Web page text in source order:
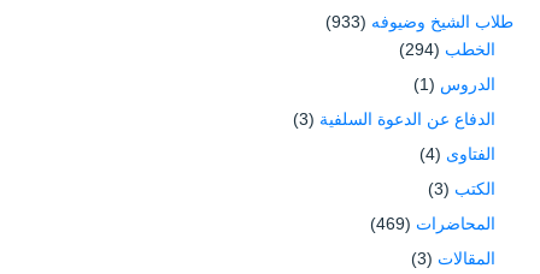
طلاب الشيخ وضيوفه (933)
الخطب (294)
الدروس (1)
الدفاع عن الدعوة السلفية (3)
الفتاوى (4)
الكتب (3)
المحاضرات (469)
المقالات (3)